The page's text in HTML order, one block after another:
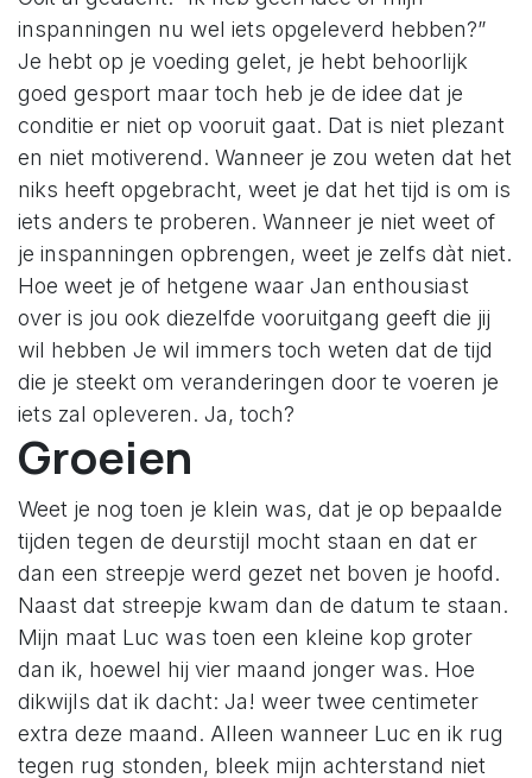
inspanningen nu wel iets opgeleverd hebben?”
Je hebt op je voeding gelet, je hebt behoorlijk
goed gesport maar toch heb je de idee dat je
conditie er niet op vooruit gaat. Dat is niet plezant
en niet motiverend. Wanneer je zou weten dat het
niks heeft opgebracht, weet je dat het tijd is om is
iets anders te proberen. Wanneer je niet weet of
je inspanningen opbrengen, weet je zelfs dàt niet.
Hoe weet je of hetgene waar Jan enthousiast
over is jou ook diezelfde vooruitgang geeft die jij
wil hebben Je wil immers toch weten dat de tijd
die je steekt om veranderingen door te voeren je
iets zal opleveren. Ja, toch?
Groeien
Weet je nog toen je klein was, dat je op bepaalde
tijden tegen de deurstijl mocht staan en dat er
dan een streepje werd gezet net boven je hoofd.
Naast dat streepje kwam dan de datum te staan.
Mijn maat Luc was toen een kleine kop groter
dan ik, hoewel hij vier maand jonger was. Hoe
dikwijls dat ik dacht: Ja! weer twee centimeter
extra deze maand. Alleen wanneer Luc en ik rug
tegen rug stonden, bleek mijn achterstand niet